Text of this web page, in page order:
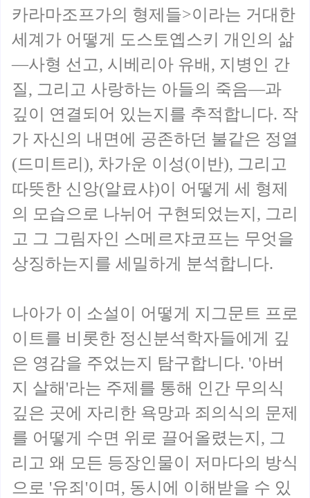
카라마조프가의 형제들>이라는 거대한
세계가 어떻게 도스토옙스키 개인의 삶
—사형 선고, 시베리아 유배, 지병인 간
질, 그리고 사랑하는 아들의 죽음—과
깊이 연결되어 있는지를 추적합니다. 작
가 자신의 내면에 공존하던 불같은 정열
(드미트리), 차가운 이성(이반), 그리고
따뜻한 신앙(알료샤)이 어떻게 세 형제
의 모습으로 나뉘어 구현되었는지, 그리
고 그 그림자인 스메르쟈코프는 무엇을
상징하는지를 세밀하게 분석합니다.
나아가 이 소설이 어떻게 지그문트 프로
이트를 비롯한 정신분석학자들에게 깊
은 영감을 주었는지 탐구합니다. '아버
지 살해'라는 주제를 통해 인간 무의식
깊은 곳에 자리한 욕망과 죄의식의 문제
를 어떻게 수면 위로 끌어올렸는지, 그
리고 왜 모든 등장인물이 저마다의 방식
으로 '유죄'이며, 동시에 이해받을 수 있